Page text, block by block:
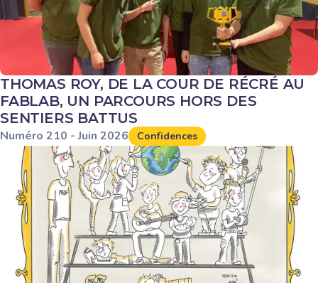
THOMAS ROY, DE LA COUR DE RÉCRÉ AU
FABLAB, UN PARCOURS HORS DES
SENTIERS BATTUS
Numéro 210 - Juin 2026 Confidences